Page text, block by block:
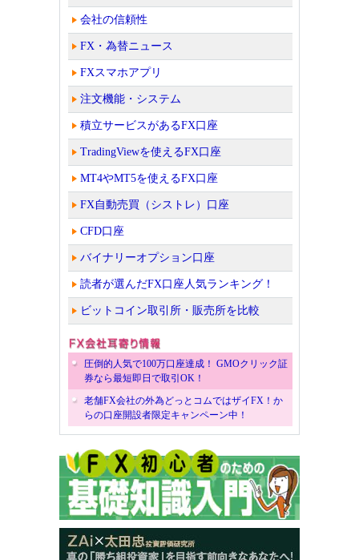
会社の信頼性
FX・為替ニュース
FXスマホアプリ
注文機能・システム
積立サービスがあるFX口座
TradingViewを使えるFX口座
MT4やMT5を使えるFX口座
FX自動売買（シストレ）口座
CFD口座
バイナリーオプション口座
読者が選んだFX口座人気ランキング！
ビットコイン取引所・販売所を比較
圧倒的人気で100万口座達成！ GMOクリック証
券なら最短即日で取引OK！
老舗FX会社の外為どっとコムではザイFX！か
らの口座開設者限定キャンペーン中！